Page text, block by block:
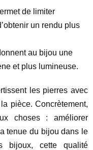
de limiter
un rendu plus
au bijou une
et plus lumineuse.
les pierres avec
pièce. Concrètement,
choses : améliorer
tenue du bijou dans le
bijoux, cette qualité